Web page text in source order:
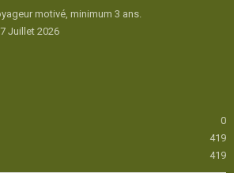
motivé, minimum 3 ans.
Juillet 2026
0
419
419